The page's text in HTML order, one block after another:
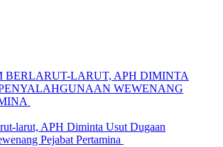
larut, APH Diminta Usut Dugaan
Pejabat Pertamina